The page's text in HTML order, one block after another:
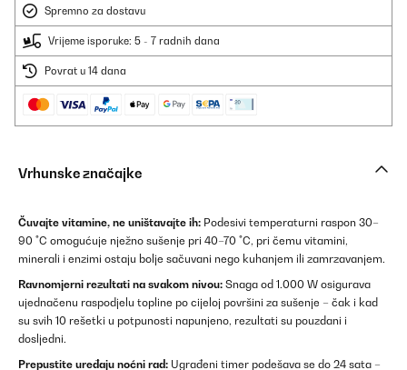
Spremno za dostavu
Vrijeme isporuke: 5 - 7 radnih dana
Povrat u 14 dana
Vrhunske značajke
Čuvajte vitamine, ne uništavajte ih: Podesivi temperaturni raspon 30–
90 °C omogućuje nježno sušenje pri 40–70 °C, pri čemu vitamini,
minerali i enzimi ostaju bolje sačuvani nego kuhanjem ili zamrzavanjem.
Ravnomjerni rezultati na svakom nivou: Snaga od 1.000 W osigurava
ujednačenu raspodjelu topline po cijeloj površini za sušenje – čak i kad
su svih 10 rešetki u potpunosti napunjeno, rezultati su pouzdani i
dosljedni.
Prepustite uređaju noćni rad: Ugrađeni timer podešava se do 24 sata –